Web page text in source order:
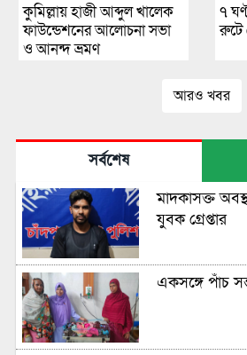
কুমিল্লায় হাজী আব্দুল খালেক
ফাউন্ডেশনের আলোচনা সভা
ও আনন্দ ভ্রমণ
৭
রুটে
আরও খবর
সর্বশেষ
মাদকাসক্ত
যুবক গ্রেপ্তার
একসঙ্গে পাঁচ